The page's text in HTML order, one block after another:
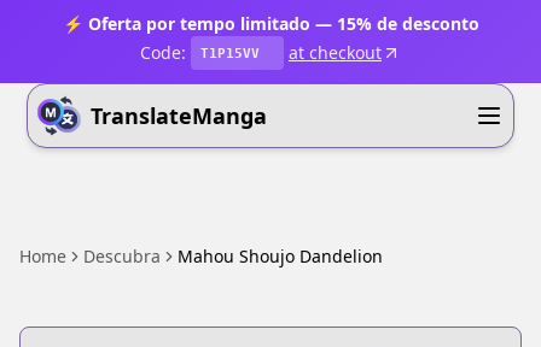
⚡ Oferta por tempo limitado — 15% de desconto
Code:
T1P15VV at checkout
TranslateManga
Home Descubra Mahou Shoujo Dandelion